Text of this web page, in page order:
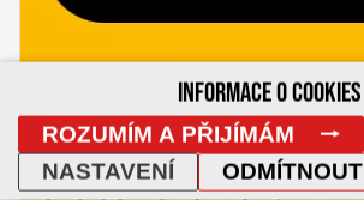
INFORMACE O COOKIES
ROZUMÍM A PŘIJÍMÁM
ODMÍTNOUT
NASTAVENÍ